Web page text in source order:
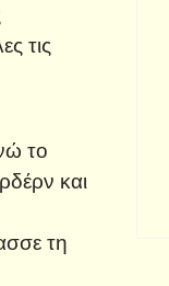
τις
το
και
τη